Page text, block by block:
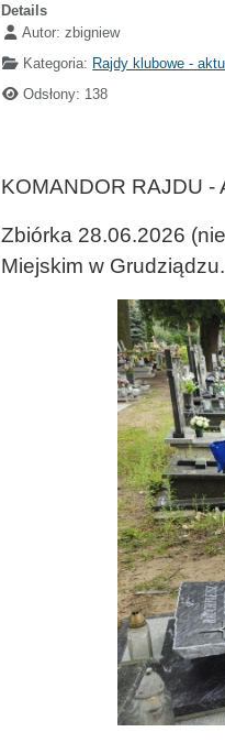
Details
Autor:zbigniew
Kategoria: Rajdy klubowe -
Odsłony: 138
KOMANDOR RAJDU -
Zbiórka 28.06.2026
Miejskim w Grudziądzu.